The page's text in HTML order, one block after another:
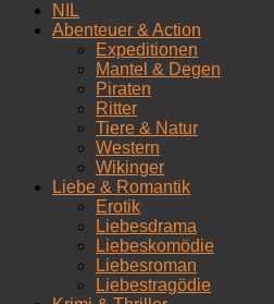
NIL
Abenteuer & Action
Expeditionen
Mantel & Degen
Piraten
Ritter
Tiere & Natur
Western
Wikinger
Liebe & Romantik
Erotik
Liebesdrama
Liebeskomödie
Liebesroman
Liebestragödie